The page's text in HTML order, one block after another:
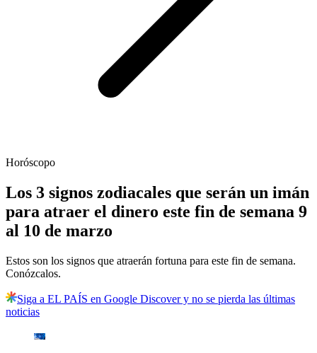
Horóscopo
Los 3 signos zodiacales que serán un imán
para atraer el dinero este fin de semana 9
al 10 de marzo
Estos son los signos que atraerán fortuna para este fin de semana.
Conózcalos.
Siga a EL PAÍS en Google Discover y no se pierda las últimas
noticias